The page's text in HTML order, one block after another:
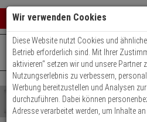
Warenkorb
0 ARTIKEL IM
Ihr
Ergebnisse ()
Shop
durchsuchen
+49 (0)821 899 493-0Mo. - Do.: 8:00 -
Kontaktservice
Wir verwenden Cookies
Diese Website nutzt Cookies und
Betrieb erforderlich sind. Mit Ihrer
aktivieren“ setzen wir und unsere
Nutzungserlebnis zu verbessern,
Werbung bereitzustellen und Analysen
durchzuführen. Dabei können
Adresse verarbeitet werden, um Inhalte